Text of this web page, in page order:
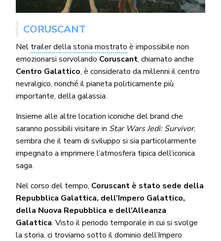
CORUSCANT
Nel trailer della storia mostrato è impossibile non
emozionarsi sorvolando Coruscant, chiamato anche
Centro Galattico, è considerato da millenni il centro
nevralgico, nonché il pianeta politicamente più
importante, della galassia.
Insieme alle altre location iconiche del brand che
saranno possibili visitare in Star Wars Jedi: Survivor,
sembra che il team di sviluppo si sia particolarmente
impegnato a imprimere l’atmosfera tipica dell’iconica
saga.
Nel corso del tempo, Coruscant è stato sede della
Repubblica Galattica, dell’Impero Galattico,
della Nuova Repubblica e dell’Alleanza
Galattica. Visto il periodo temporale in cui si svolge
la storia, ci troviamo sotto il dominio dell’Impero